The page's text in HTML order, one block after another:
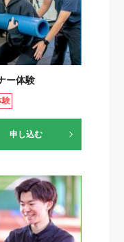
ー体験
験
申し込む